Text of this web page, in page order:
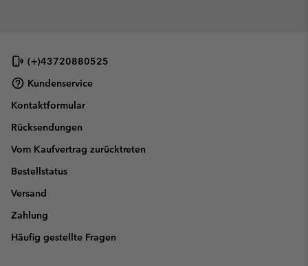
(+)43720880525
Kundenservice
Kontaktformular
Rücksendungen
Vom Kaufvertrag zurücktreten
Bestellstatus
Versand
Zahlung
Häufig gestellte Fragen